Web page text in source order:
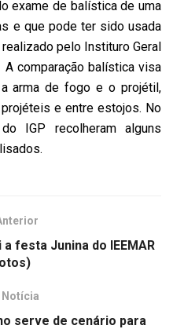
exame de balística de uma
e que pode ter sido usada
pelo Instituro Geral
comparação balística visa
arma de fogo e o projétil,
e entre estojos. No
IGP recolheram alguns
festa Junina do IEEMAR
Notícia
serve de cenário para